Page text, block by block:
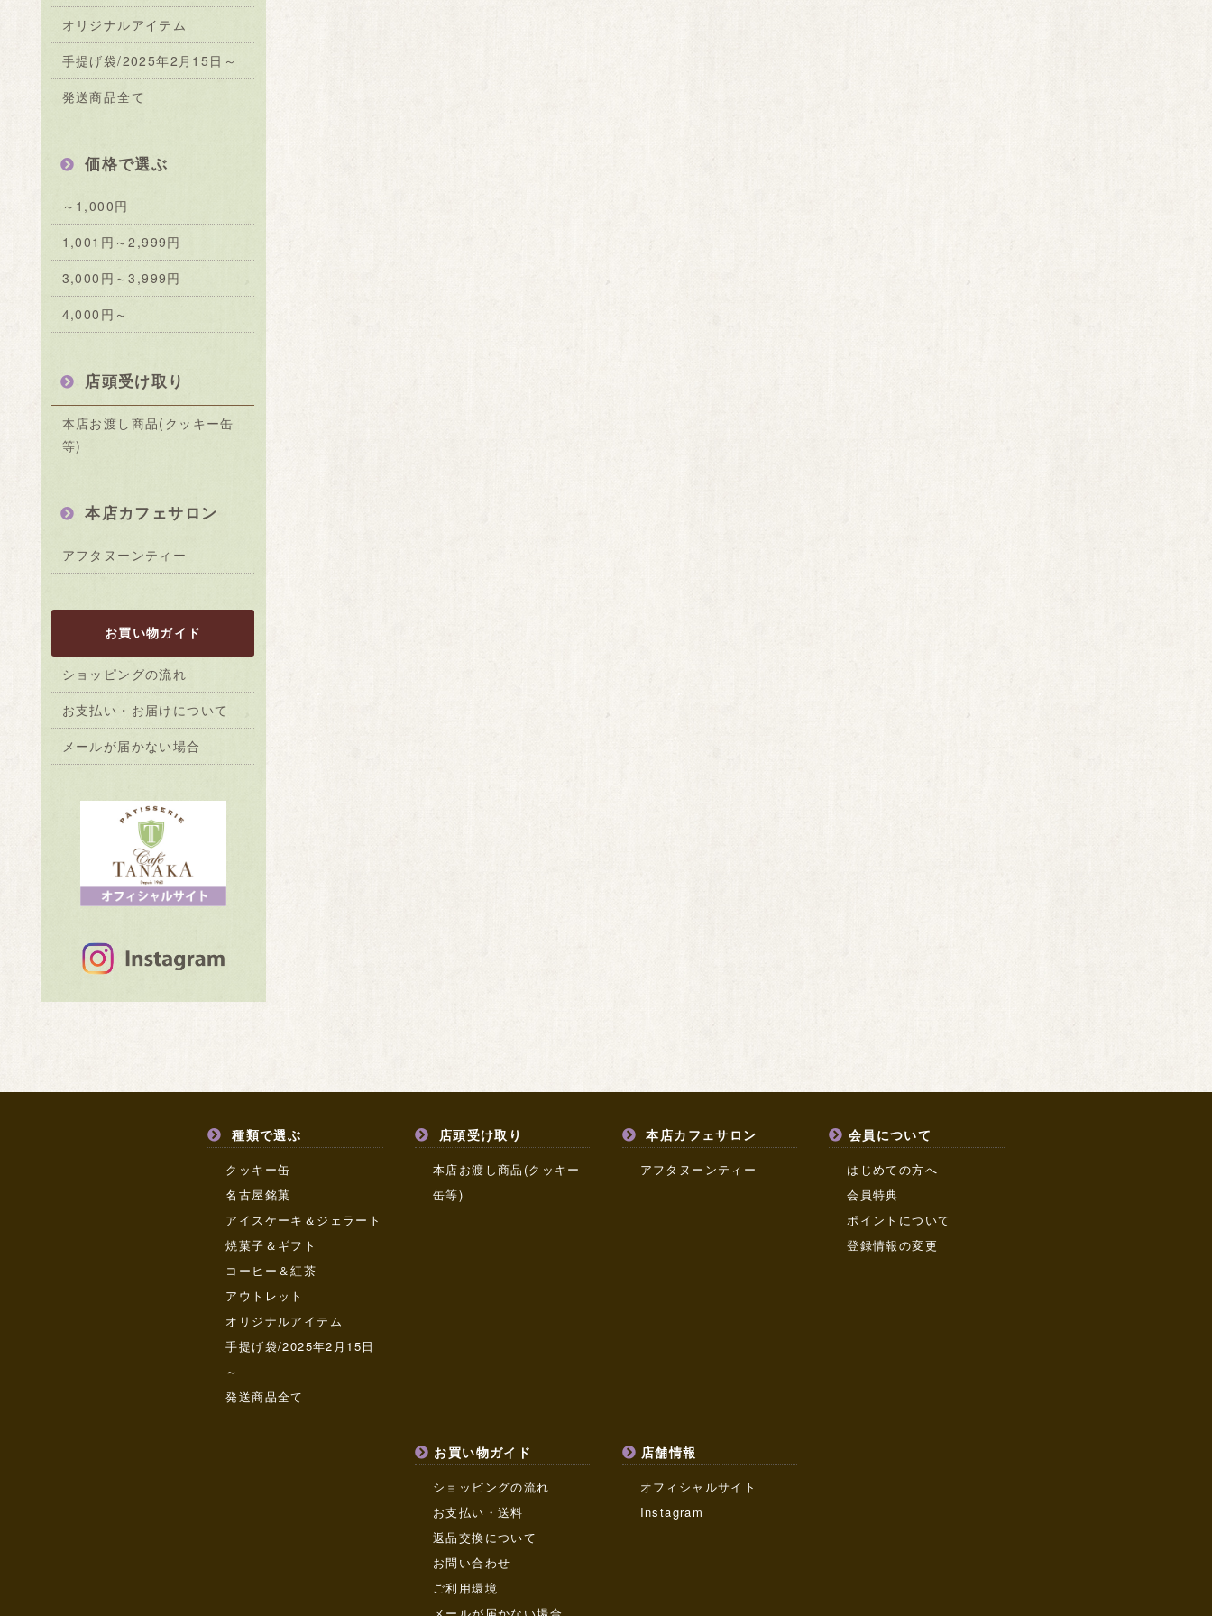
オリジナルアイテム
手提げ袋/2025年2月15日～
発送商品全て
価格で選ぶ
～1,000円
1,001円～2,999円
3,000円～3,999円
4,000円～
店頭受け取り
本店お渡し商品(クッキー缶
等)
本店カフェサロン
アフタヌーンティー
お買い物ガイド
ショッピングの流れ
お支払い・お届けについて
メールが届かない場合
種類で選ぶ
クッキー缶
名古屋銘菓
アイスケーキ＆ジェラート
焼菓子＆ギフト
コーヒー＆紅茶
アウトレット
オリジナルアイテム
手提げ袋/2025年2月15日
～
発送商品全て
店頭受け取り
本店お渡し商品(クッキー
缶等)
本店カフェサロン
アフタヌーンティー
会員について
はじめての方へ
会員特典
ポイントについて
登録情報の変更
お買い物ガイド
ショッピングの流れ
お支払い・送料
返品交換について
お問い合わせ
ご利用環境
店舗情報
オフィシャルサイト
Instagram